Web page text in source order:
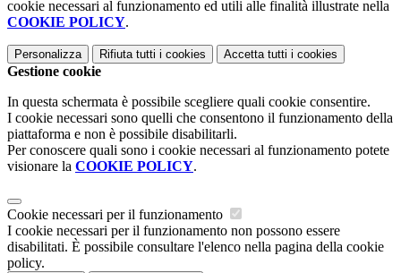
cookie necessari al funzionamento ed utili alle finalità illustrate nella
COOKIE POLICY.
Personalizza Rifiuta tutti i cookies Accetta tutti i cookies
Gestione cookie
In questa schermata è possibile scegliere quali cookie consentire.
I cookie necessari sono quelli che consentono il funzionamento della
piattaforma e non è possibile disabilitarli.
Per conoscere quali sono i cookie necessari al funzionamento potete
visionare la COOKIE POLICY.
Cookie necessari per il funzionamento
I cookie necessari per il funzionamento non possono essere
disabilitati. È possibile consultare l'elenco nella pagina della cookie
policy.